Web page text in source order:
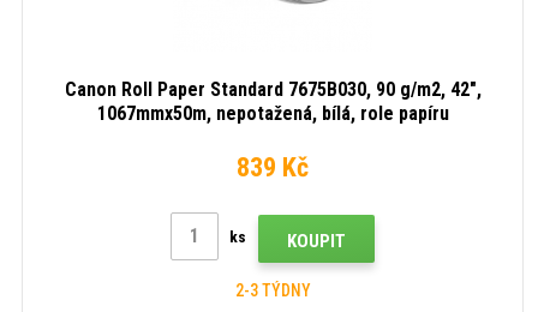
Canon Roll Paper Standard 7675B030, 90 g/m2, 42",
1067mmx50m, nepotažená, bílá, role papíru
839 Kč
ks KOUPIT
2-3 TÝDNY